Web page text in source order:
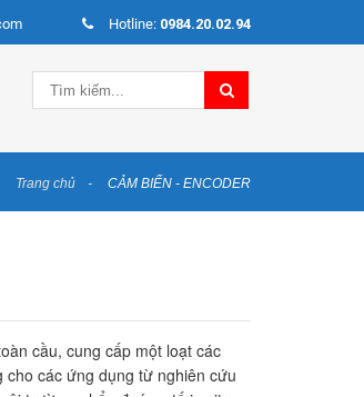
Hotline: 0984.20.02.94
Trang chủ CẢM BIẾN - ENCODER
cầu, cung cấp một loạt các
cho các ứng dụng từ nghiên cứu